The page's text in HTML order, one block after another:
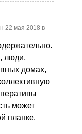
22 мая 2018 в
люди,
домах,
может
планке.